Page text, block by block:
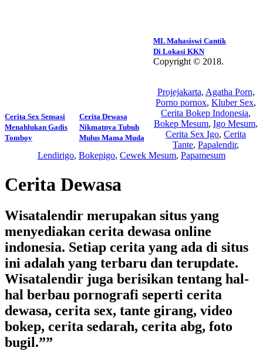
ML Mahasiswi Cantik
Di Lokasi KKN
Cerita Sex Sensasi
Menahlukan Gadis
Tomboy
Cerita Dewasa
Nikmatnya Tubuh
Mulus Mama Muda
Copyright © 2018.
Projejakarta, Agatha Porn,
Porno pornox, Kluber Sex,
Cerita Bokep Indonesia,
Bokep Mesum, Igo Mesum,
Cerita Sex Igo, Cerita
Tante, Papalendir,
Lendirigo, Bokepigo, Cewek Mesum, Papamesum
Cerita Dewasa
Wisatalendir merupakan situs yang
menyediakan cerita dewasa online
indonesia. Setiap cerita yang ada di situs
ini adalah yang terbaru dan terupdate.
Wisatalendir juga berisikan tentang hal-
hal berbau pornografi seperti cerita
dewasa, cerita sex, tante girang, video
bokep, cerita sedarah, cerita abg, foto
bugil.””